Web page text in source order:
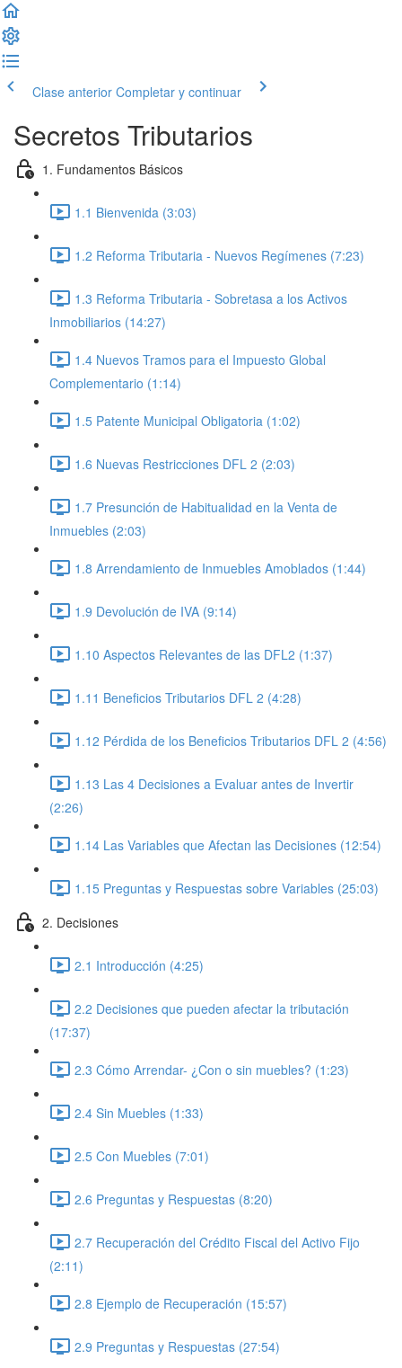
Clase anterior Completar y continuar
Secretos Tributarios
1. Fundamentos Básicos
1.1 Bienvenida (3:03)
1.2 Reforma Tributaria - Nuevos Regímenes (7:23)
1.3 Reforma Tributaria - Sobretasa a los Activos
Inmobiliarios (14:27)
1.4 Nuevos Tramos para el Impuesto Global
Complementario (1:14)
1.5 Patente Municipal Obligatoria (1:02)
1.6 Nuevas Restricciones DFL 2 (2:03)
1.7 Presunción de Habitualidad en la Venta de
Inmuebles (2:03)
1.8 Arrendamiento de Inmuebles Amoblados (1:44)
1.9 Devolución de IVA (9:14)
1.10 Aspectos Relevantes de las DFL2 (1:37)
1.11 Beneficios Tributarios DFL 2 (4:28)
1.12 Pérdida de los Beneficios Tributarios DFL 2 (4:56)
1.13 Las 4 Decisiones a Evaluar antes de Invertir
(2:26)
1.14 Las Variables que Afectan las Decisiones (12:54)
1.15 Preguntas y Respuestas sobre Variables (25:03)
2. Decisiones
2.1 Introducción (4:25)
2.2 Decisiones que pueden afectar la tributación
(17:37)
2.3 Cómo Arrendar- ¿Con o sin muebles? (1:23)
2.4 Sin Muebles (1:33)
2.5 Con Muebles (7:01)
2.6 Preguntas y Respuestas (8:20)
2.7 Recuperación del Crédito Fiscal del Activo Fijo
(2:11)
2.8 Ejemplo de Recuperación (15:57)
2.9 Preguntas y Respuestas (27:54)